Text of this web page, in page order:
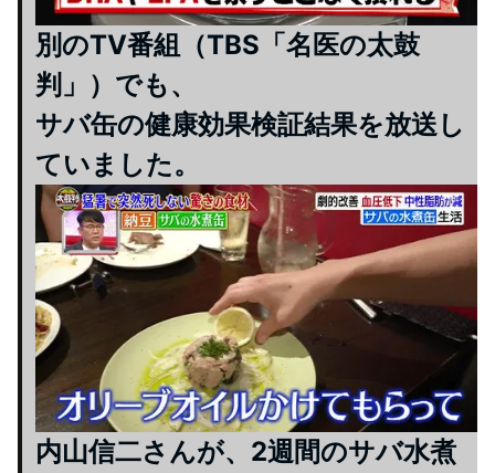
別のTV番組（TBS「名医の太鼓
判」）でも、
サバ缶の健康効果検証結果を放送し
ていました。
内山信二さんが、2週間のサバ水煮